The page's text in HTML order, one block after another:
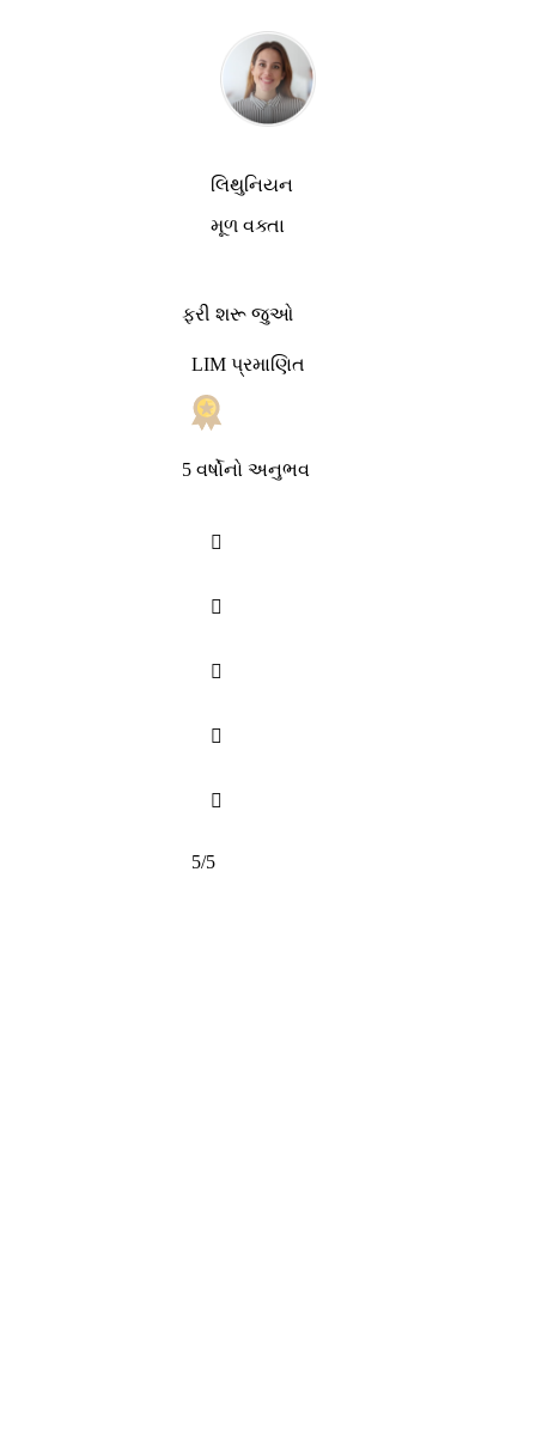
લિથુનિયન
મૂળ વક્તા
ફરી શરૂ જુઓ
LIM પ્રમાણિત
5 વર્ષોનો અનુભવ





5/5